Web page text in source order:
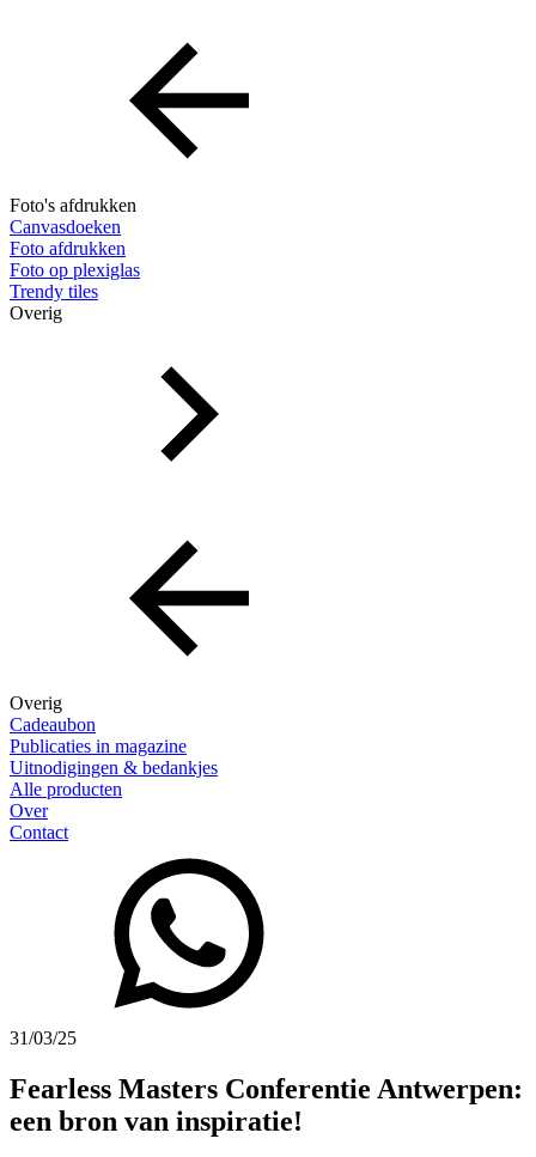
Foto's afdrukken
Canvasdoeken
Foto afdrukken
Foto op plexiglas
Trendy tiles
Overig
Overig
Cadeaubon
Publicaties in magazine
Uitnodigingen & bedankjes
Alle producten
Over
Contact
31/03/25
Fearless Masters Conferentie Antwerpen:
een bron van inspiratie!